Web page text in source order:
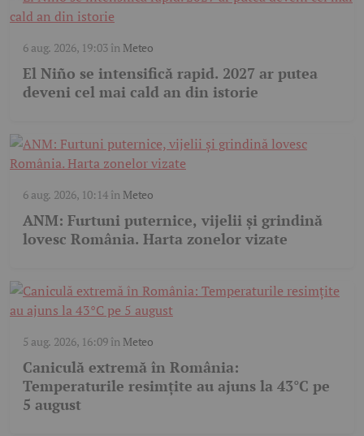
6 aug. 2026, 19:03în Meteo
El Niño se intensifică rapid. 2027 ar putea
deveni cel mai cald an din istorie
6 aug. 2026, 10:14în Meteo
ANM: Furtuni puternice, vijelii și grindină
lovesc România. Harta zonelor vizate
5 aug. 2026, 16:09în Meteo
Caniculă extremă în România:
Temperaturile resimțite au ajuns la 43°C pe
5 august